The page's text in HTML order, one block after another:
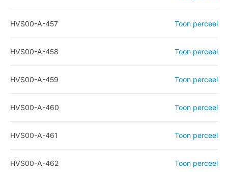
HVS00-A-457 Toon perceel
HVS00-A-458 Toon perceel
HVS00-A-459 Toon perceel
HVS00-A-460 Toon perceel
HVS00-A-461 Toon perceel
HVS00-A-462 Toon perceel